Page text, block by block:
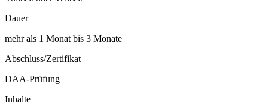
Dauer
mehr als 1 Monat bis 3 Monate
Abschluss/Zertifikat
DAA-Prüfung
Inhalte